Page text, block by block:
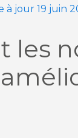
à jour 19 juin
les